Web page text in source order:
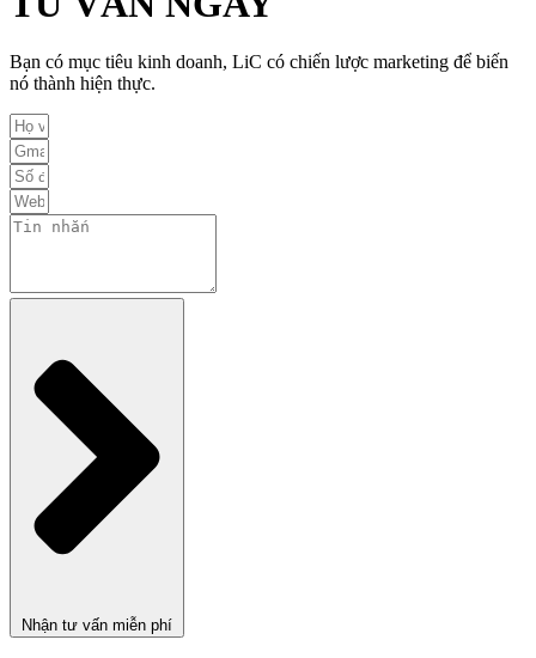
Bạn có mục tiêu kinh doanh, LiC có chiến lược marketing để biến
nó thành hiện thực.
Nhận tư vấn miễn phí